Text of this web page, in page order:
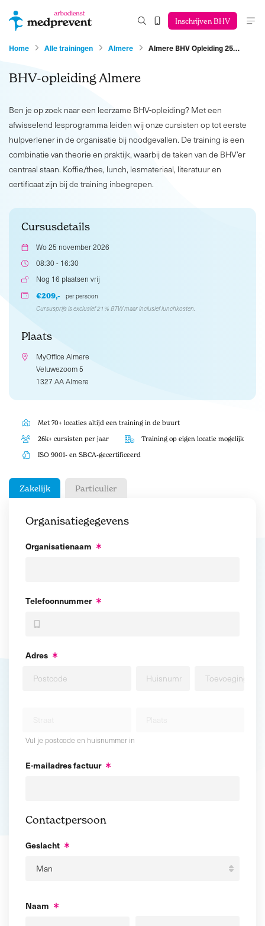
Inschrijven BHV
Home Alle trainingen Almere Almere BHV Opleiding 25…
BHV-opleiding Almere
Ben je op zoek naar een leerzame BHV-opleiding? Met een
afwisselend lesprogramma leiden wij onze cursisten op tot eerste
hulpverlener in de organisatie bij noodgevallen. De training is een
combinatie van theorie en praktijk, waarbij de taken van de BHV’er
centraal staan. Koffie/thee, lunch, lesmateriaal, literatuur en
certificaat zijn bij de training inbegrepen.
Cursusdetails
Wo 25 november 2026
08:30 - 16:30
Nog 16 plaatsen vrij
€209,-
per persoon
Cursusprijs is exclusief 21% BTW maar inclusief lunchkosten.
Plaats
MyOffice Almere
Veluwezoom 5
1327 AA Almere
Met 70+ locaties altijd een training in de buurt
26k+ cursisten per jaar Training op eigen locatie mogelijk
ISO 9001- en SBCA-gecertificeerd
Zakelijk Particulier
Organisatiegegevens
Organisatienaam
Telefoonnummer
Adres
Vul je postcode en huisnummer in
E-mailadres factuur
Contactpersoon
Geslacht
Naam